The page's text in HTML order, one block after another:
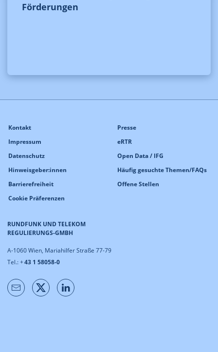
Förderungen
RUNDFUNK UND TELEKOM
REGULIERUNGS-GMBH
A-1060 Wien, Mariahilfer Straße 77-79
Tel.: +43 1 58058-0
Kontakt
Impressum
Datenschutz
Hinweisgeber:innen
Barrierefreiheit
Cookie Präferenzen
Presse
eRTR
Open Data / IFG
Häufig gesuchte Themen/FAQs
Offene Stellen